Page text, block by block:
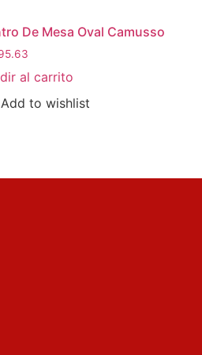
De Mesa Oval Camusso
al carrito